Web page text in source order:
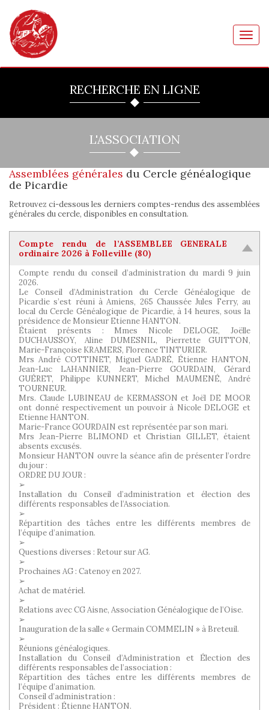
RECHERCHE EN LIGNE
L'ASSOCIATION
Assemblées générales du Cercle généalogique
de Picardie
Retrouvez ci-dessous les derniers comptes-rendus des assemblées
générales du cercle, disponibles en consultation.
Compte rendu de l’ASSEMBLEE GENERALE
ordinaire 2026 à Folleville (80)
Compte rendu du conseil d’administration du mardi 9 juin
2026.
Le Conseil d’Administration du Cercle Généalogique de
Picardie s’est réuni à Amiens, 265 Chaussée Jules Ferry, au
local du Cercle Généalogique de Picardie, à 14 heures, sous la
présidence de Monsieur Etienne HANTON.
Étaient présents : Mmes Nicole DELOGE, Joëlle
DUCHAUSSOY, Aline DUMESNIL, Pierrette GUITTON,
Marie-Françoise KRAMERS, Florence TINTURIER.
Mrs André COTTINET, Miguel GADRÉ, Étienne HANTON,
Jean-Luc LAHANNIER, Jean-Pierre GOURDAIN, Gérard
GUÉRET, Philippe KUNNERT, Michel MAUMENÉ, André
TOURNEUR.
Mrs. Claude LUBINEAU de KERMASSON et Joël DE MOOR
ont donné respectivement un pouvoir à Nicole DELOGE et
Etienne HANTON.
Marie-France GOURDAIN est représentée par son mari.
Mrs Jean-Pierre BLIMOND et Christian GILLET, étaient
absents excusés.
Monsieur HANTON ouvre la séance afin de présenter l’ordre
du jour :
ORDRE DU JOUR :
➢
Installation du Conseil d’administration et élection des
différents responsables de l’Association.
➢
Répartition des tâches entre les différents membres de
l’équipe d’animation.
➢
Questions diverses : Retour sur AG.
➢
Prochaines AG : Catenoy en 2027.
➢
Achat de matériel.
➢
Relations avec CG Aisne, Association Généalogique de l’Oise.
➢
Inauguration de la salle « Germain COMMELIN » à Breteuil.
➢
Réunions généalogiques.
Installation du Conseil d’Administration et Élection des
différents responsables de l’association :
Répartition des tâches entre les différents membres de
l’équipe d’animation.
Conseil d’administration :
Président : Étienne HANTON.